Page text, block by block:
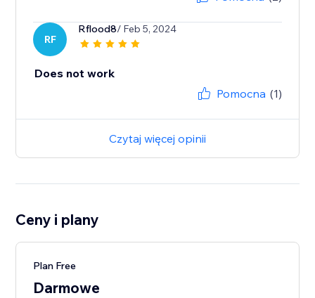
RF
Rflood8/ Feb 5, 2024
Does not work
Pomocna (1)
Czytaj więcej opinii
Ceny i plany
Plan Free
Darmowe